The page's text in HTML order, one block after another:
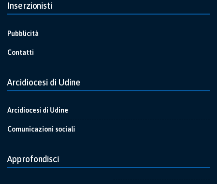
Inserzionisti
Pubblicità
Contatti
Arcidiocesi di Udine
Arcidiocesi di Udine
Comunicazioni sociali
Approfondisci